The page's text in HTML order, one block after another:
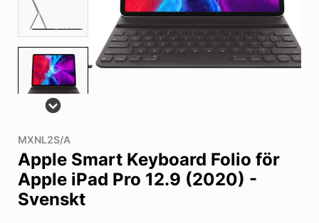
MXNL2S/A
Apple Smart Keyboard Folio för
Apple iPad Pro 12.9 (2020) -
Svenskt